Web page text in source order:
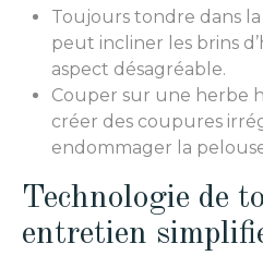
Toujours tondre dans
peut incliner les brins
aspect désagréable.
Couper sur une herbe
créer des coupures
endommager la
Technologie de
entretien